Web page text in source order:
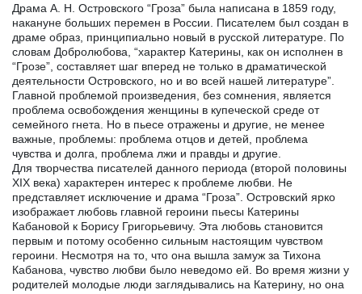
Драма А. Н. Островского “Гроза” была написана в 1859 году,
накануне больших перемен в России. Писателем был создан в
драме образ, принципиально новый в русской литературе. По
словам Добролюбова, “характер Катерины, как он исполнен в
“Грозе”, составляет шаг вперед не только в драматической
деятельности Островского, но и во всей нашей литературе”.
Главной проблемой произведения, без сомнения, является
проблема освобождения женщины в купеческой среде от
семейного гнета. Но в пьесе отражены и другие, не менее
важные, проблемы: проблема отцов и детей, проблема
чувства и долга, проблема лжи и правды и другие.
Для творчества писателей данного периода (второй половины
XIX века) характерен интерес к проблеме любви. Не
представляет исключение и драма “Гроза”. Островский ярко
изображает любовь главной героини пьесы Катерины
Кабановой к Борису Григорьевичу. Эта любовь становится
первым и потому особенно сильным настоящим чувством
героини. Несмотря на то, что она вышла замуж за Тихона
Кабанова, чувство любви было неведомо ей. Во время жизни у
родителей молодые люди заглядывались на Катерину, но она